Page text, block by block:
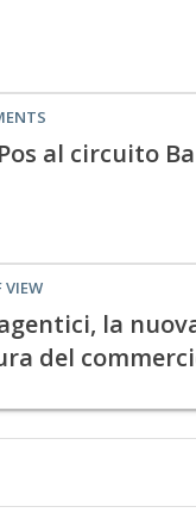
al circuito
VIEW
la
del